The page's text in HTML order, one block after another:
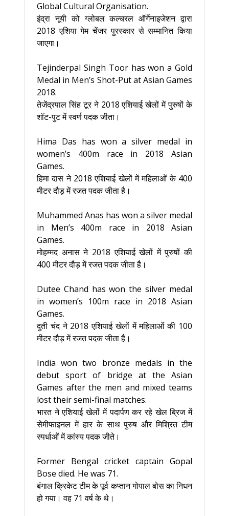
Global Cultural Organisation.
इंद्रा नूयी को ग्लोबल कल्चरल ऑर्गेनाइजेशन द्वारा
2018 एशिया गेम चेंजर पुरस्कार से सम्मानित किया
जाएगा।
Tejinderpal Singh Toor has won a Gold
Medal in Men’s Shot-Put at Asian Games
2018.
तेजेंद्रपाल सिंह टूर ने 2018 एशियाई खेलों में पुरुषों के
शॉट-पुट में स्वर्ण पदक जीता।
Hima Das has won a silver medal in
women’s 400m race in 2018 Asian
Games.
हिमा दास ने 2018 एशियाई खेलों में महिलाओं के 400
मीटर दौड़ में रजत पदक जीता है।
Muhammed Anas has won a silver medal
in Men’s 400m race in 2018 Asian
Games.
मोहम्मद अनास ने 2018 एशियाई खेलों में पुरुषों की
400 मीटर दौड़ में रजत पदक जीता है।
Dutee Chand has won the silver medal
in women’s 100m race in 2018 Asian
Games.
दुती चंद ने 2018 एशियाई खेलों में महिलाओं की 100
मीटर दौड़ में रजत पदक जीता है।
India won two bronze medals in the
debut sport of bridge at the Asian
Games after the men and mixed teams
lost their semi-final matches.
भारत ने एशियाई खेलों में पदार्पण कर रहे खेल ब्रिज में
सेमीफाइनल में हार के साथ पुरुष और मिश्रित टीम
स्पर्धाओं में कांस्य पदक जीते।
Former Bengal cricket captain Gopal
Bose died. He was 71.
बंगाल क्रिकेट टीम के पूर्व कप्तान गोपाल बोस का निधन
हो गया। वह 71 वर्ष के थे।